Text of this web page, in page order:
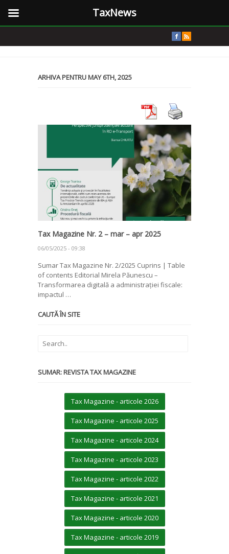
ARHIVA PENTRU MAY 6TH, 2025
Tax Magazine Nr. 2 – mar – apr 2025
06/05/2025 - 09:38
Sumar Tax Magazine Nr. 2/2025 Cuprins | Table
of contents Editorial Mirela Păunescu –
Transformarea digitală a administrației fiscale:
impactul …
CAUTĂ ÎN SITE
SUMAR: REVISTA TAX MAGAZINE
Tax Magazine - articole 2026
Tax Magazine - articole 2025
Tax Magazine - articole 2024
Tax Magazine - articole 2023
Tax Magazine - articole 2022
Tax Magazine - articole 2021
Tax Magazine - articole 2020
Tax Magazine - articole 2019
TaxNews